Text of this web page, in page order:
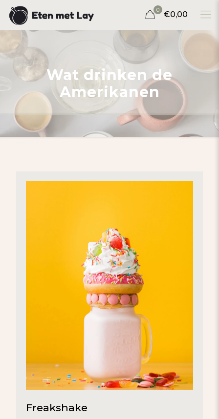
0 €0,00
Wat drinken de
Amerikanen
Freakshake